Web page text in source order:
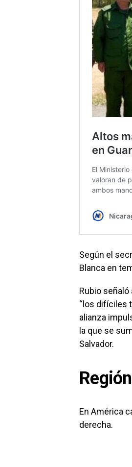
Según el
Blanca en
Rubio señaló
“los difíciles
alianza
la que se
Salvador.
En América
derecha.